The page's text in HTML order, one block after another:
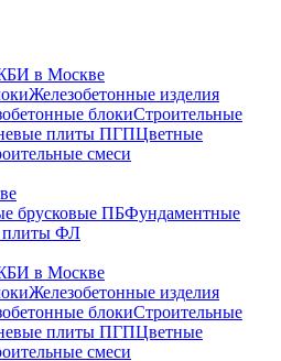
в Москве
Железобетонные изделия
блокиСтроительные
плиты ПГПЦветные
смеси
брусковые ПБФундаментные
плиты ФЛ
в Москве
Железобетонные изделия
блокиСтроительные
плиты ПГПЦветные
смеси